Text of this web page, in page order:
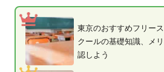
東京のおすすめフリー
クールの基礎知識、メ
認しよう